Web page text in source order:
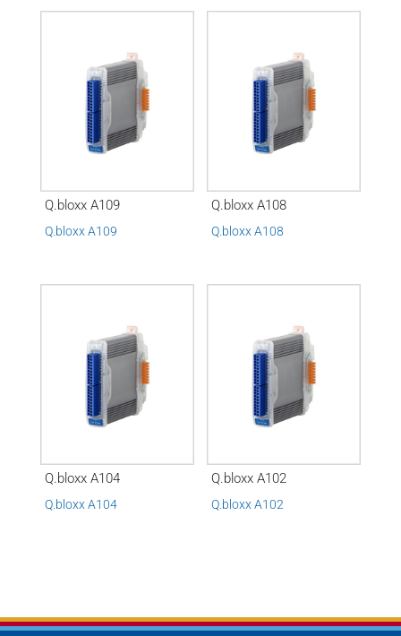
Q.bloxx A109
Q.bloxx A109
Q.bloxx A108
Q.bloxx A108
Q.bloxx A104
Q.bloxx A104
Q.bloxx A102
Q.bloxx A102